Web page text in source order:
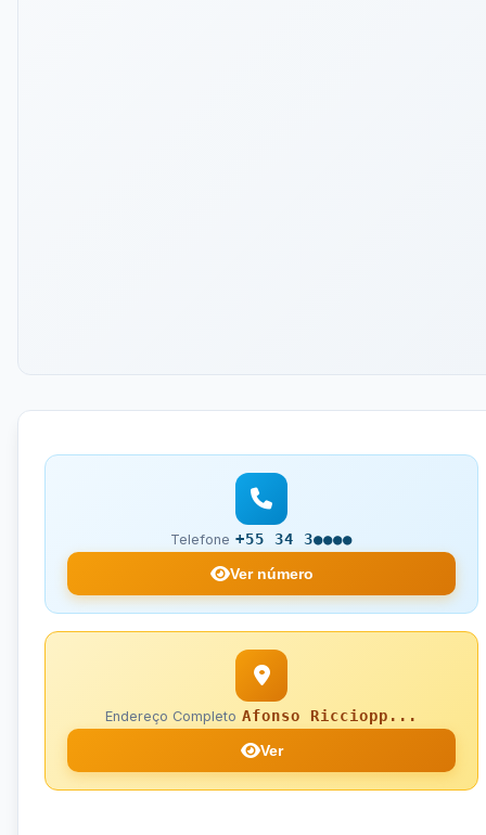
Telefone +55 34 3●●●●
Ver número
Endereço Completo Afonso Ricciopp...
Ver